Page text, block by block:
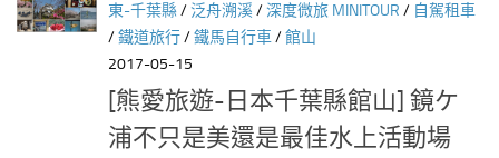
東-千葉縣/泛舟溯溪 /深度微旅 MINITOUR / 自駕租車
/鐵道旅行/鐵馬自行車/館山
2017-05-15
[熊愛旅遊-日本千葉縣館山] 鏡ケ
浦不只是美還是最佳水上活動場